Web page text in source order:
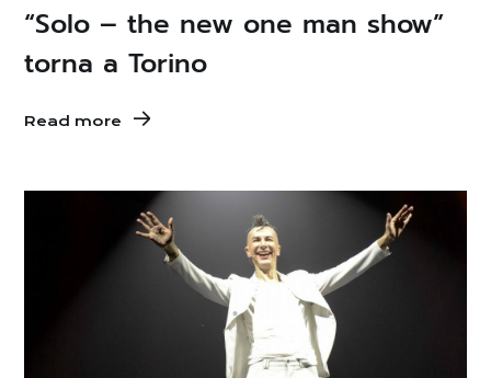
“Solo – the new one man show”
torna a Torino
Read more